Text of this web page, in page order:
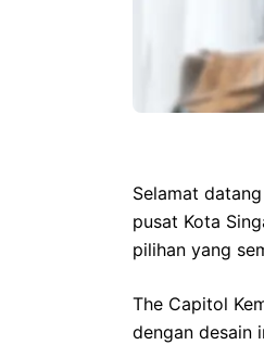
Selamat
pusat Kota
pilihan yang
The Capitol
dengan desain